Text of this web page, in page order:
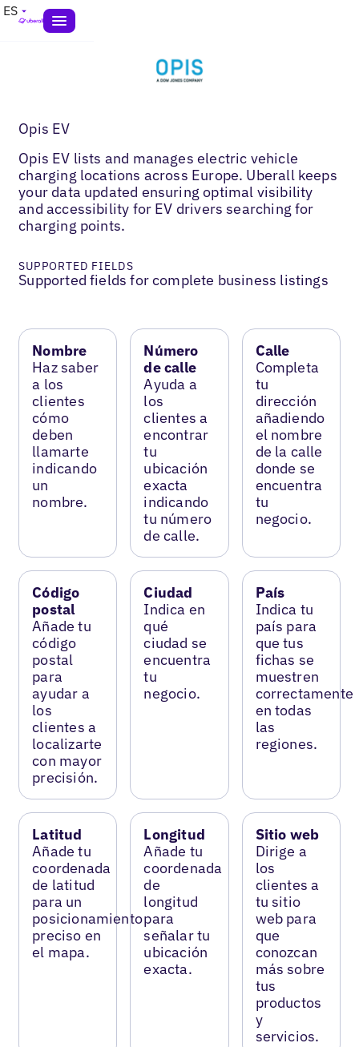
ES
Opis EV
Opis EV lists and manages electric vehicle
charging locations across Europe. Uberall keeps
your data updated ensuring optimal visibility
and accessibility for EV drivers searching for
charging points.
SUPPORTED FIELDS
Supported fields for complete business listings
Nombre
Haz saber
a los
clientes
cómo
deben
llamarte
indicando
un
nombre.
Número
de calle
Ayuda a
los
clientes a
encontrar
tu
ubicación
exacta
indicando
tu número
de calle.
Calle
Completa
tu
dirección
añadiendo
el nombre
de la calle
donde se
encuentra
tu
negocio.
Código
postal
Añade tu
código
postal
para
ayudar a
los
clientes a
localizarte
con mayor
precisión.
Ciudad
Indica en
qué
ciudad se
encuentra
tu
negocio.
País
Indica tu
país para
que tus
fichas se
muestren
correctamente
en todas
las
regiones.
Latitud
Añade tu
coordenada
de latitud
para un
posicionamiento
preciso en
el mapa.
Longitud
Añade tu
coordenada
de
longitud
para
señalar tu
ubicación
exacta.
Sitio web
Dirige a
los
clientes a
tu sitio
web para
que
conozcan
más sobre
tus
productos
y
servicios.